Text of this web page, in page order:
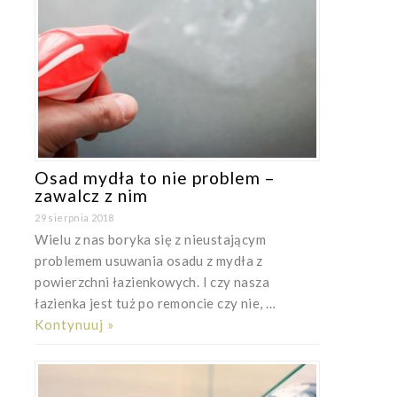
Osad mydła to nie problem –
zawalcz z nim
29 sierpnia 2018
Wielu z nas boryka się z nieustającym
problemem usuwania osadu z mydła z
powierzchni łazienkowych. I czy nasza
łazienka jest tuż po remoncie czy nie, …
Kontynuuj »